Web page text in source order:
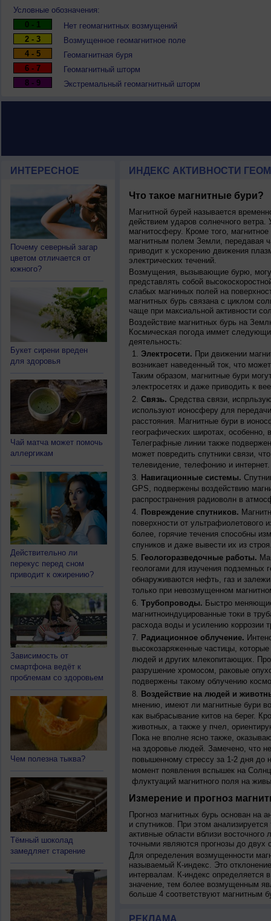
Условные обозначения:
0 - 1
Нет геомагнитных возмущений
2 - 3
Возмущенное геомагнитное поле
4 - 5
Геомагнитная буря
6 - 7
Геомагнитный шторм
8 - 9
Экстремальный геомагнитный шторм
ИНТЕРЕСНОЕ
Почему северный загар
цветом отличается от
южного?
Букет сирени вреден
для здоровья
Чай матча может помочь
аллергикам
Действительно ли
перекус перед сном
приводит к ожирению?
Зависимость от
смартфона ведёт к
проблемам со здоровьем
Чем полезна тыква?
Тёмный шоколад
замедляет старение
ИНДЕКС АКТИВНОСТИ
Что такое магнитные бури?
Магнитной бурей называется
действием ударов солнечного ветра.
магнитосферу. Кроме того,
магнитным полем Земли, передавая
приводит к ускорению движения
электрических течений.
Возмущения, вызывающие бурю,
представлять собой
слабых магниных полей на
магнитных бурь связана с циклом
чаще при максиальной активности
Воздействие магнитных бурь на
Космическая погода иммет
деятельность:
Электросети. При движении
возникает наведенный ток, что
Таким образом, магнитные бури
электросетях и даже приводить к
Связь. Средства связи,
используют ионосферу для
расстояния. Магнитные бури в
географических широтах,
Телеграфные линии также
может повредить спутники связи,
телевидение, телефонию и интернет.
Навигационные системы.
GPS, подвержены воздействию
распространения радиоволн в
Повреждение спутников.
поверхности от ультрафиолетового
более, горячие течения способны
спуников и даже вывести их из
Геологоразведочные работы.
геологами для изучения подземных
обнаруживаются нефть, газ и
только при невозмущенном
Трубопроводы. Быстро
магнитноиндуцированные токи в
расхода воды и усилению коррозии
Радиационное облучение.
высокозаряженные частицы,
людей и других млекопитающих.
разрушение хромосом, раковые
подвержены такому облучению
Воздействие на людей и
мнению, имеют ли магнитные бури
как выбрасывание китов на берег.
животных, а также у пчел,
Пока не вполне ясно также,
на здоровье людей. Замечено, что
повышенному стрессу за 1-2 дня до
момент появления вспышек на
флуктуаций магнитного поля на
Измерение и прогноз
Прогноз магнитных бурь основан на
и спутников. При этом
активные области вблизи
точными являются прогнозы до двух
Для определения возмущенности
называемый К-индекс. Это
интервалам. К-индекс определяется
значение, тем более возмущенным
больше 4 соответствуют магнитным
РЕКЛАМА